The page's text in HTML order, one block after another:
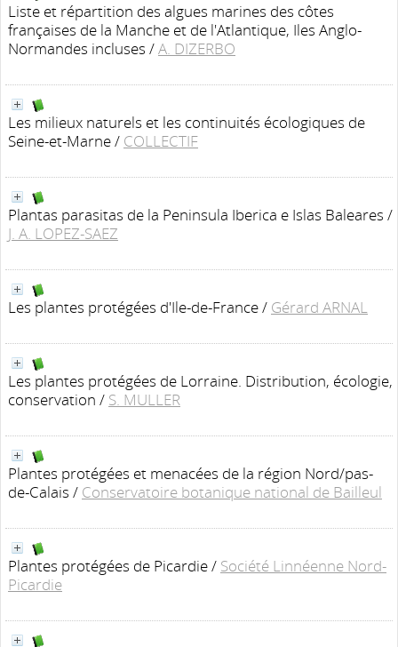
Liste et répartition des algues marines des côtes
françaises de la Manche et de l'Atlantique, Iles Anglo-
Normandes incluses /A. DIZERBO
Les milieux naturels et les continuités écologiques de
Seine-et-Marne/ COLLECTIF
Plantas parasitas de la Peninsula Iberica e Islas Baleares /
J. A. LOPEZ-SAEZ
Les plantes protégées d'Ile-de-France/ Gérard ARNAL
Les plantes protégées de Lorraine. Distribution, écologie,
conservation / S. MULLER
Plantes protégées et menacées de la région Nord/pas-
de-Calais / Conservatoire botanique national de Bailleul
Plantes protégées de Picardie/ Société Linnéenne Nord-
Picardie